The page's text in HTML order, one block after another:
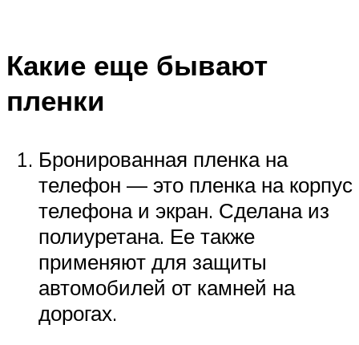
Какие еще бывают
пленки
Бронированная пленка на
телефон — это пленка на корпус
телефона и экран. Сделана из
полиуретана. Ее также
применяют для защиты
автомобилей от камней на
дорогах.